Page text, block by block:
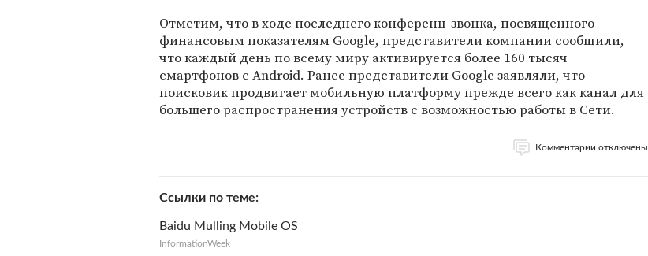
Отметим, что в ходе последнего конференц-звонка, посвященного
финансовым показателям Google, представители компании сообщили,
что каждый день по всему миру активируется более 160 тысяч
смартфонов с Android. Ранее представители Google заявляли, что
поисковик продвигает мобильную платформу прежде всего как канал для
большего распространения устройств с возможностью работы в Сети.
Комментарии отключены
Ссылки по теме
Baidu Mulling Mobile OS
InformationWeek